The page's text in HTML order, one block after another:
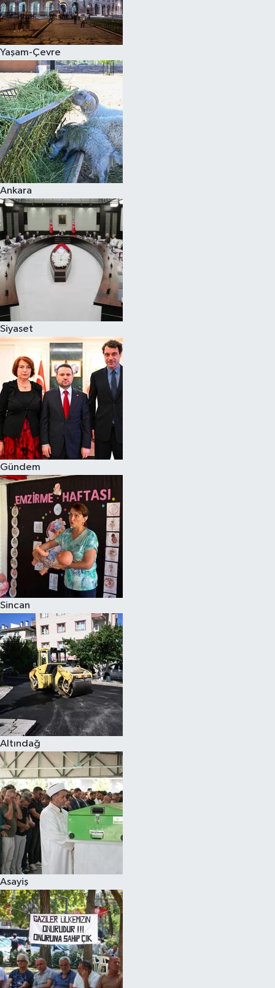
Yaşam-Çevre
Ankara
Siyaset
Gündem
Sincan
Altındağ
Asayiş
Spor
Burç Yorumları
Çocuk
Eğitim
Hava Durumu
Kadın
Kim kimdir?
Kültür Sanat
Sağlık
Teknoloji
Televizyon
Yaşam-Çevre